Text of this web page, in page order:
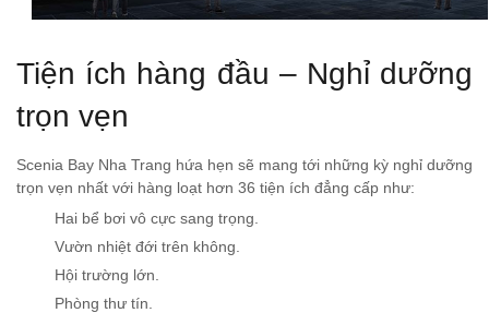
Tiện ích hàng đầu – Nghỉ dưỡng
trọn vẹn
Scenia Bay Nha Trang hứa hẹn sẽ mang tới những kỳ nghỉ dưỡng
trọn vẹn nhất với hàng loạt hơn 36 tiện ích đẳng cấp như:
Hai bể bơi vô cực sang trọng.
Vườn nhiệt đới trên không.
Hội trường lớn.
Phòng thư tín.